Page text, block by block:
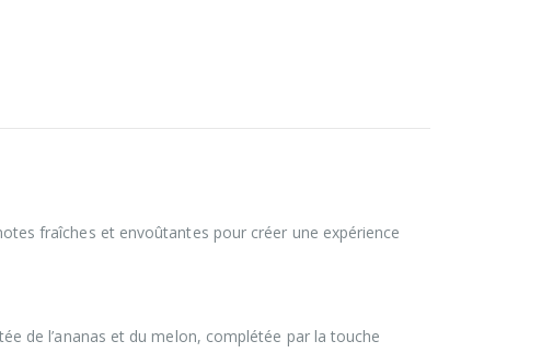
fraîches et envoûtantes pour créer une expérience
de l’ananas et du melon, complétée par la touche